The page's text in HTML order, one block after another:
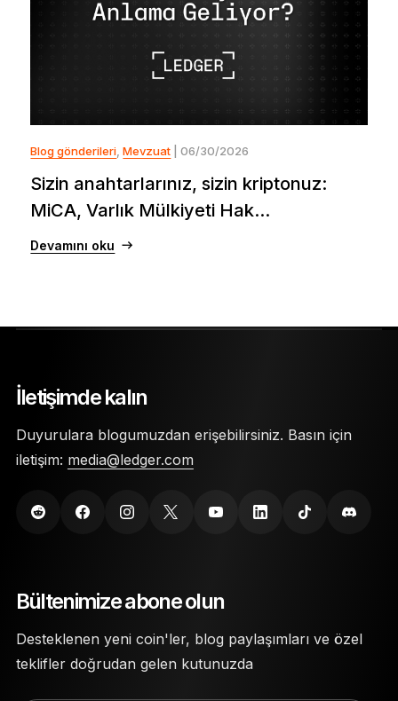
Blog gönderileri ,Mevzuat | 06/30/2026
Sizin anahtarlarınız, sizin kriptonuz:
MiCA, Varlık Mülkiyeti Hak...
Devamını oku
İletişimde kalın
Duyurulara blogumuzdan erişebilirsiniz. Basın için
iletişim: media@ledger.com
Bültenimize abone olun
Desteklenen yeni coin'ler, blog paylaşımları ve özel
teklifler doğrudan gelen kutunuzda